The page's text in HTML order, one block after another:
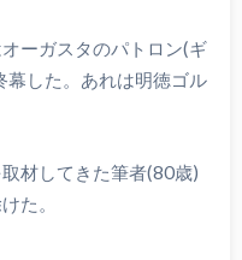
ーガスタのパトロン(ギ
幕した。あれは明徳ゴル
材してきた筆者(80歳)
た。